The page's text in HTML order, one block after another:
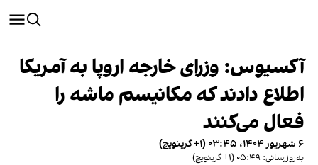
آکسیوس: وزرای خارجه اروپا به آمریکا
اطلاع دادند که مکانیسم ماشه را
فعال می‌کنند
۶ شهریور ۱۴۰۴، ۰۳:۴۵ (‎+۱ گرینویچ)
به‌روزرسانی: ۰۵:۴۹ (‎+۱ گرینویچ)